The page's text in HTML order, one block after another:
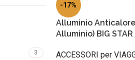
3
-17%
Alluminio Anticalore
Alluminio) BIG STAR
ACCESSORI per